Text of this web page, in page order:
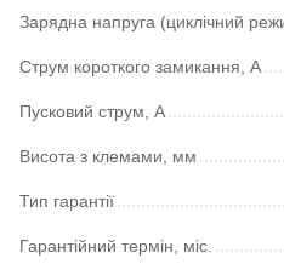
Зарядна напруга (циклічний
Струм короткого замикання, A
Пусковий струм, А
Висота з клемами, мм
Тип гарантії
Гарантійний термін, міс.